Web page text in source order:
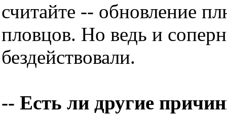
считайте -- обновление
пловцов. Но ведь и
бездействовали.
-- Есть ли другие